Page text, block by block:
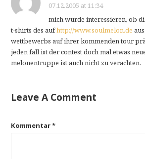
07.12.2005 at 11:34
mich würde interessieren, ob
t-shirts des aufhttp://www.soulmelon.de
wettbewerbs auf ihrer kommenden tour
jeden fall ist der contest doch mal etwas
melonentruppe ist auch nicht zu verachten.
Leave A Comment
Kommentar*